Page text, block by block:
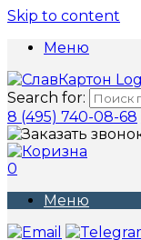
Skip to content
Меню
Search for:
8 (495) 740-08-68
0
Меню